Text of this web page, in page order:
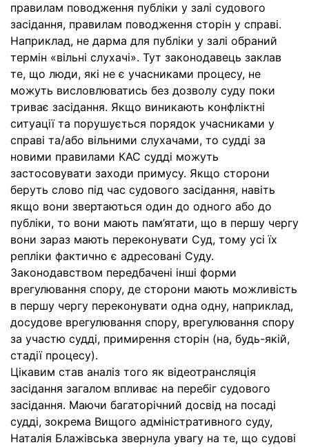
правилам поводження публіки у залі судового
засідання, правилам поводження сторін у справі.
Наприклад, не дарма для публіки у залі обраний
термін «вільні слухачі». Тут законодавець заклав
те, що люди, які не є учасниками процесу, не
можуть висловлюватись без дозволу суду поки
триває засідання. Якщо виникають конфліктні
ситуації та порушується порядок учасниками у
справі та/або вільними слухачами, то судді за
новими правилами КАС судді можуть
застосовувати заходи примусу. Якщо сторони
беруть слово під час судового засідання, навіть
якщо вони звертаються один до одного або до
публіки, то вони мають пам’ятати, що в першу чергу
вони зараз мають переконувати Суд, тому усі їх
репліки фактично є адресовані Суду.
Законодавством передбачені інші форми
врегулювання спору, де сторони мають можливість
в першу чергу переконувати одна одну, наприклад,
досудове врегулювання спору, врегулювання спору
за участю судді, примирення сторін (на, будь-якій,
стадії процесу).
Цікавим став аналіз того як відеотрансляція
засідання загалом впливає на перебіг судового
засідання. Маючи багаторічний досвід на посаді
судді, зокрема Вищого адміністративного суду,
Наталія Блажівська звернула увагу на те, що судові